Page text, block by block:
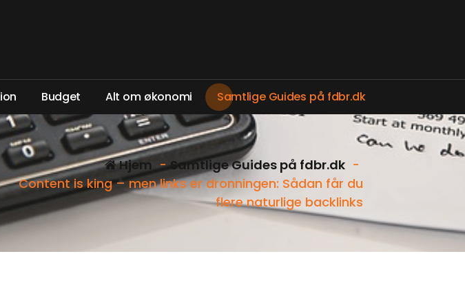
ion Budget Alt om økonomi Samtlige Guides på fdbr.dk
Hjem -Samtlige Guides på fdbr.dk -
Content is king – men links er dronningen: Sådan får du
flere naturlige backlinks